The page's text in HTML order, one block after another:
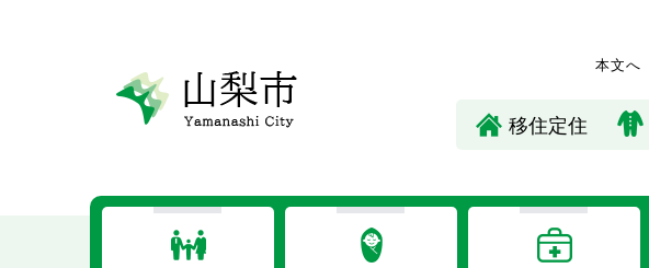
本文へ
移住定住